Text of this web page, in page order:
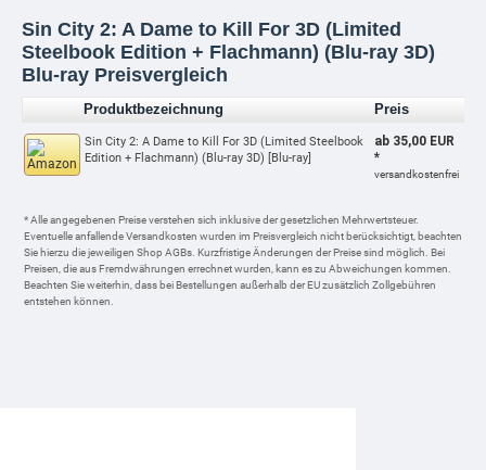
Sin City 2: A Dame to Kill For 3D (Limited
Steelbook Edition + Flachmann) (Blu-ray 3D)
Blu-ray Preisvergleich
Produktbezeichnung Preis
Sin City 2: A Dame to Kill For 3D (Limited Steelbook
Edition + Flachmann) (Blu-ray 3D) [Blu-ray]
ab 35,00 EUR
*
versandkostenfrei
* Alle angegebenen Preise verstehen sich inklusive der gesetzlichen Mehrwertsteuer.
Eventuelle anfallende Versandkosten wurden im Preisvergleich nicht berücksichtigt, beachten
Sie hierzu die jeweiligen Shop AGBs. Kurzfristige Änderungen der Preise sind möglich. Bei
Preisen, die aus Fremdwährungen errechnet wurden, kann es zu Abweichungen kommen.
Beachten Sie weiterhin, dass bei Bestellungen außerhalb der EU zusätzlich Zollgebühren
entstehen können.